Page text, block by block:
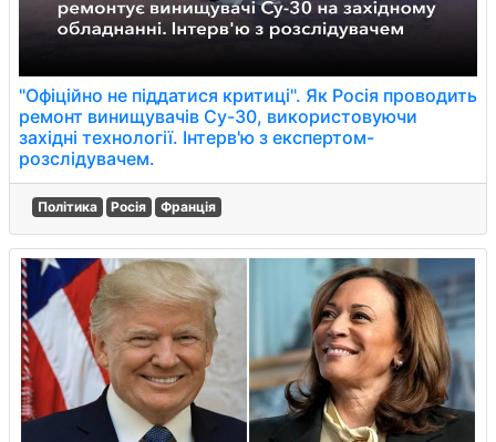
"Офіційно не піддатися критиці". Як Росія проводить
ремонт винищувачів Су-30, використовуючи
західні технології. Інтерв'ю з експертом-
розслідувачем.
Політика Росія Франція